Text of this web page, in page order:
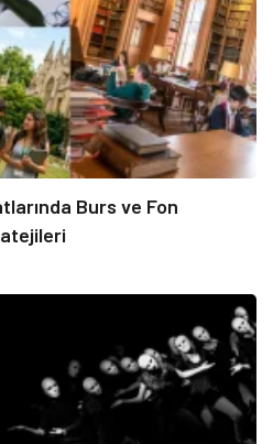
Burs ve Fon